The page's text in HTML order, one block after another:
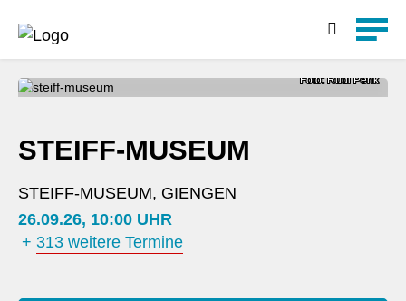
Foto: Rudi Penk
STEIFF-MUSEUM
STEIFF-MUSEUM, GIENGEN
26.09.26, 10:00 UHR
+ 313 weitere Termine